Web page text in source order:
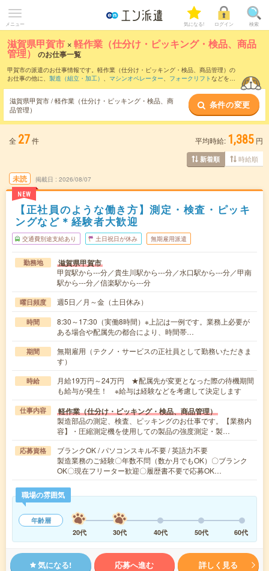
メニュー 気になる! ログイン 検索
滋賀県甲賀市 ×軽作業（仕分け・ピッキング・検品、商品
管理） のお仕事一覧
甲賀市の派遣のお仕事情報です。軽作業（仕分け・ピッキング・検品、商品管理）の
お仕事の他に、 製造（組立・加工） 、 マシンオペレーター、 フォークリフトなどを取
軽作業（仕分け・ピッキング・検品、商品
管理）のお仕事とは？とは？
滋賀県甲賀市 / 軽作業（仕分け・ピッキング・検品、商
品管理）
条件の変更
全 27件 平均時給: 1,385 円
新着順 時給順
未読
NEW
掲載日 2026/08/07
【正社員のような働き方】測定・検査・ピッキ
ングなど＊経験者大歓迎
交通費別途支給あり 土日祝日が休み 無期雇用派遣
勤務地 滋賀県甲賀市
甲賀駅から---分／貴生川駅から---分／水口駅から---分／甲南
駅から---分／信楽駅から---分
曜日頻度 週5日／月～金（土日休み）
時間
8:30～17:30（実働8時間）※上記は一例です。業務上必要が
ある場合や配属先の都合により、時間帯…
期間
無期雇用（テクノ・サービスの正社員として勤務いただきま
す）
時給
月給19万円～24万円 ★配属先が変更となった際の待機期間
も給与が発生！ ※給与は経験などを考慮して決定します
仕事内容 軽作業（仕分け・ピッキング・検品、商品管理）
製造部品の測定、検査、ピッキングのお仕事です。【業務内
容】・圧縮測定機を使用しての製品の強度測定・製…
応募資格
ブランクOK / パソコンスキル不要 / 英語力不要
製造業務のご経験〇年数不問（数か月でもOK）〇ブランク
OK〇現在フリーター歓迎〇履歴書不要で応募OK…
職場の雰囲気
年齢層
20代
30代 40代 50代 60代
気になる! 応募へ進む 詳しく見る